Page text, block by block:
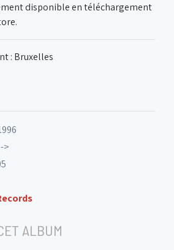
light
disponible en téléchargement
: Bruxelles
>
ALBUM